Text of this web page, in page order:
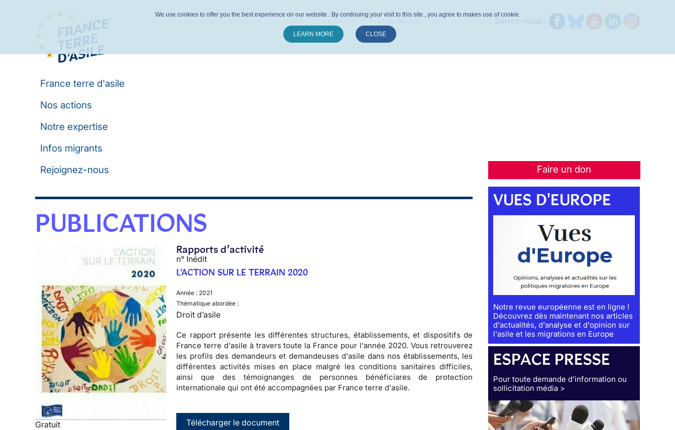
France terre d'asile
Nos actions
Notre expertise
Infos migrants
Faire un don
Rejoignez-nous
PUBLICATIONS
Gratuit
Rapports d’activité
n° Inédit
L'ACTION SUR LE TERRAIN 2020
Année : 2021
Thématique abordée :
Droit d’asile
Ce rapport présente les différentes structures, établissements, et dispositifs de
France terre d'asile à travers toute la France pour l'année 2020. Vous retrouverez
les profils des demandeurs et demandeuses d'asile dans nos établissements, les
différentes activités mises en place malgré les conditions sanitaires difficiles,
ainsi que des témoignanges de personnes bénéficiares de protection
internationale qui ont été accompagnées par France terre d'asile.
Télécharger le document
VUES D'EUROPE
Notre revue européenne est en ligne !
Découvrez dès maintenant nos articles
d'actualités, d'analyse et d'opinion sur
l'asile et les migrations en Europe
ESPACE PRESSE
Pour toute demande d’information ou
sollicitation média >
We use cookies to offer you the best experience on our website . By continuing your visit to this site , you agree to makes use of cookie.
LEARN MORE CLOSE